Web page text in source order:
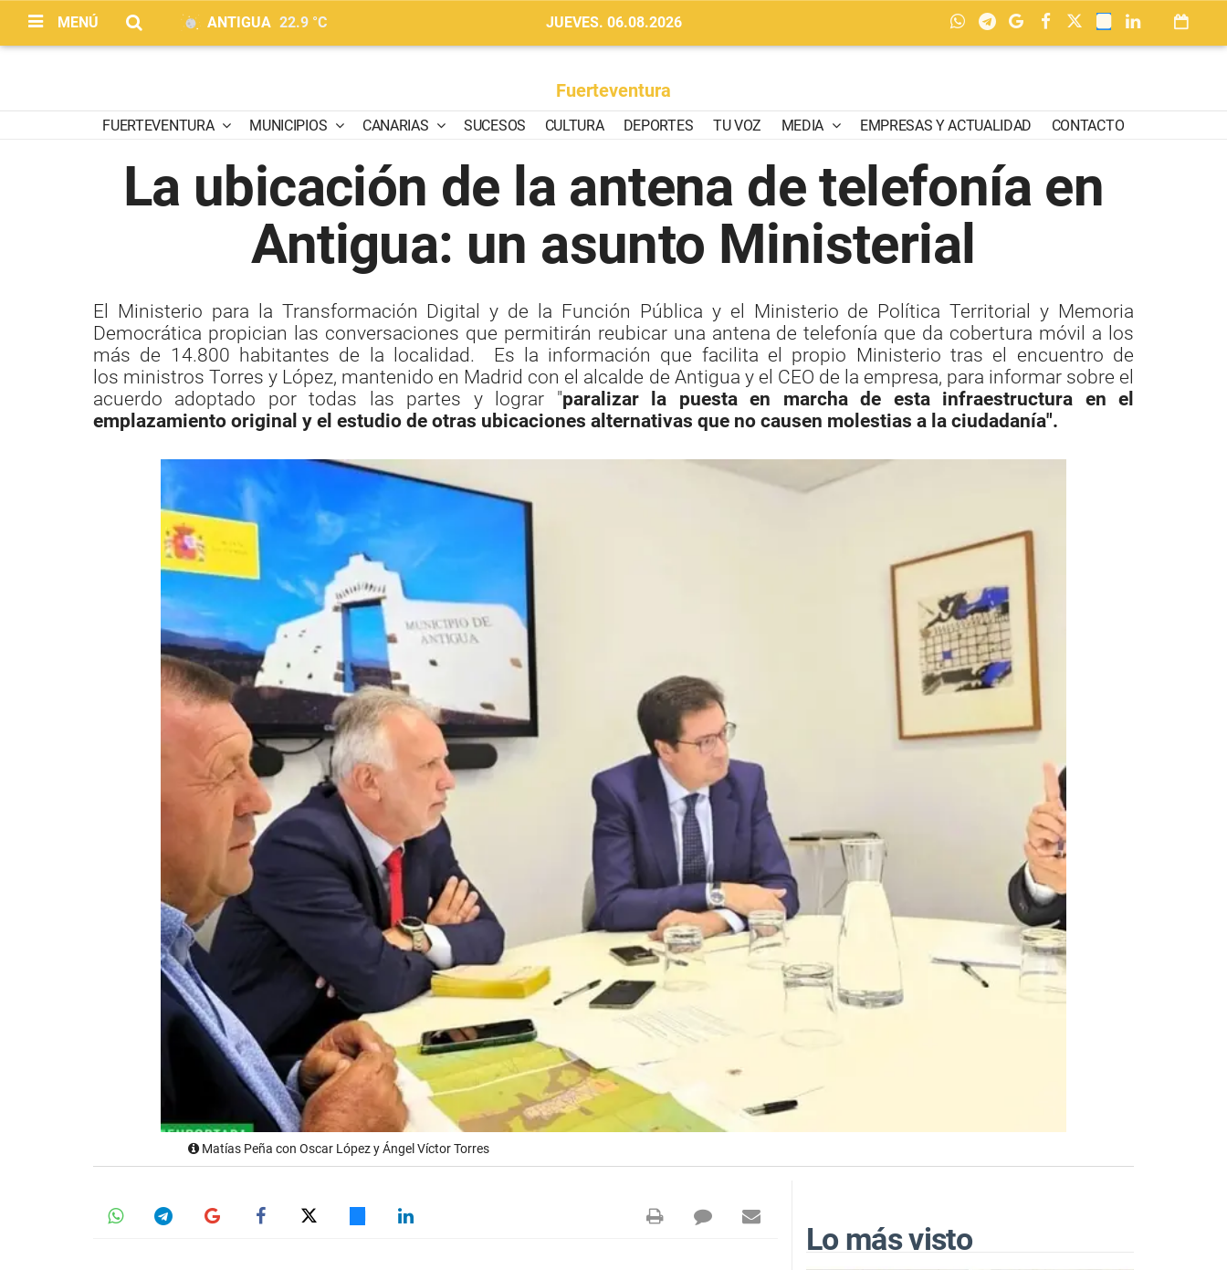
MENÚ ANTIGUA 22.9 °C JUEVES. 06.08.2026
Fuerteventura
FUERTEVENTURA MUNICIPIOS CANARIAS SUCESOS CULTURA DEPORTES TU VOZ MEDIA EMPRESAS Y ACTUALIDAD CONTACTO
La ubicación de la antena de telefonía en
Antigua: un asunto Ministerial
El Ministerio para la Transformación Digital y de la Función Pública y el Ministerio de Política Territorial y Memoria
Democrática propician las conversaciones que permitirán reubicar una antena de telefonía que da cobertura móvil a los
más de 14.800 habitantes de la localidad. Es la información que facilita el propio Ministerio tras el encuentro de
los ministros Torres y López, mantenido en Madrid con el alcalde de Antigua y el CEO de la empresa, para informar sobre el
acuerdo adoptado por todas las partes y lograr "paralizar la puesta en marcha de esta infraestructura en el
emplazamiento original y el estudio de otras ubicaciones alternativas que no causen molestias a la ciudadanía".
Matías Peña con Oscar López y Ángel Víctor Torres
Lo más visto